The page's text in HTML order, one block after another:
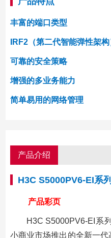
丰富的端口类型
IRF2（第二代智能弹性架构
可靠的安全策略
增强的多业务能力
简单易用的网络管理
产品介绍
H3C S5000PV6-EI系
产品彩页
H3C S5000PV6-EI系
小商业市场推出的全新一